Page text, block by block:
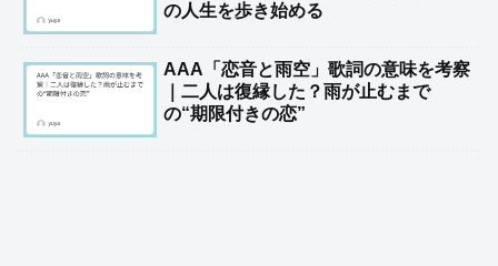
の人生を歩き始める
AAA「恋音と雨空」歌詞の意味を考察
｜二人は復縁した？雨が止むまで
の“期限付きの恋”